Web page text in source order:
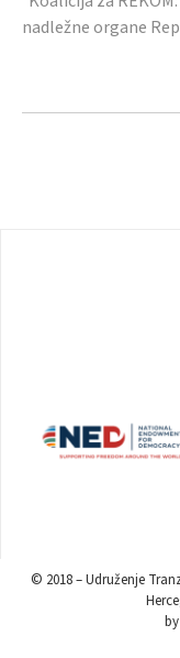
nadležne organe
© 2018 – Udruženje
by